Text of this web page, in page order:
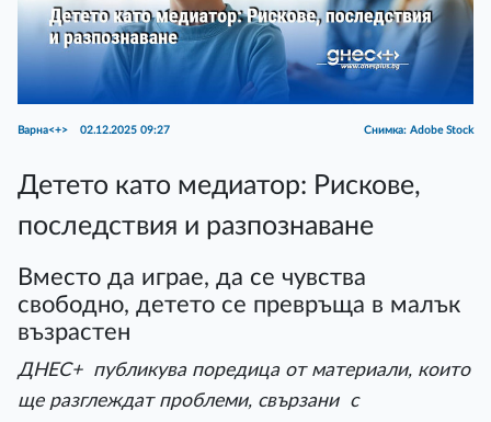
Варна<+> 02.12.2025 09:27 Снимка: Adobe Stock
Детето като медиатор: Рискове,
последствия и разпознаване
Вместо да играе, да се чувства
свободно, детето се превръща в малък
възрастен
ДНЕС+ публикува поредица от материали, които
ще разглеждат проблеми, свързани с